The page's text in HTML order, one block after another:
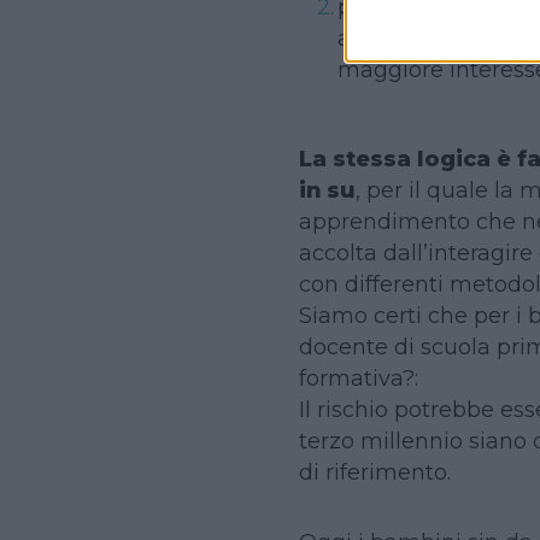
per i piccoli
alla scelta nelle
maggiore
La stessa logica è
in su, per il quale la
apprendimento che
accolta
con differenti
Siamo certi che per i
docente di scuola
formativa?:
Il rischio potrebbe
terzo millennio siano
di riferimento.